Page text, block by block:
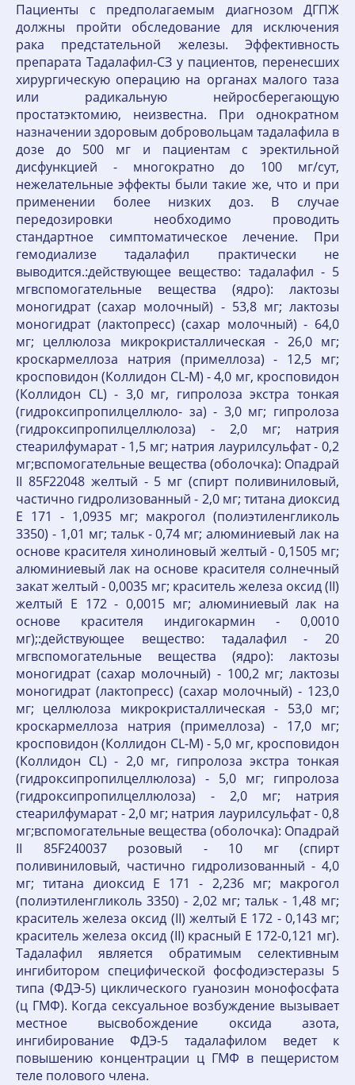
Пациенты с предполагаемым диагнозом ДГПЖ
должны пройти обследование для исключения
рака предстательной железы. Эффективность
препарата Тадалафил-СЗ у пациентов, перенесших
хирургическую операцию на органах малого таза
или радикальную нейросберегающую
простатэктомию, неизвестна. При однократном
назначении здоровым добровольцам тадалафила в
дозе до 500 мг и пациентам с эректильной
дисфункцией - многократно до 100 мг/сут,
нежелательные эффекты были такие же, что и при
применении более низких доз. В случае
передозировки необходимо проводить
стандартное симптоматическое лечение. При
гемодиализе тадалафил практически не
выводится.:действующее вещество: тадалафил - 5
мгвспомогательные вещества (ядро): лактозы
моногидрат (сахар молочный) - 53,8 мг; лактозы
моногидрат (лактопресс) (сахар молочный) - 64,0
мг; целлюлоза микрокристаллическая - 26,0 мг;
кроскармеллоза натрия (примеллоза) - 12,5 мг;
кросповидон (Коллидон CL-M) - 4,0 мг, кросповидон
(Коллидон CL) - 3,0 мг, гипролоза экстра тонкая
(гидроксипропилцеллюло- за) - 3,0 мг; гипролоза
(гидроксипропилцеллюлоза) - 2,0 мг; натрия
стеарилфумарат - 1,5 мг; натрия лаурилсульфат - 0,2
мг;вспомогательные вещества (оболочка): Опадрай
II 85F22048 желтый - 5 мг (спирт поливиниловый,
частично гидролизованный - 2,0 мг; титана диоксид
Е 171 - 1,0935 мг; макрогол (полиэтиленгликоль
3350) - 1,01 мг; тальк - 0,74 мг; алюминиевый лак на
основе красителя хинолиновый желтый - 0,1505 мг;
алюминиевый лак на основе красителя солнечный
закат желтый - 0,0035 мг; краситель железа оксид (II)
желтый Е 172 - 0,0015 мг; алюминиевый лак на
основе красителя индигокармин - 0,0010
мг);:действующее вещество: тадалафил - 20
мгвспомогательные вещества (ядро): лактозы
моногидрат (сахар молочный) - 100,2 мг; лактозы
моногидрат (лактопресс) (сахар молочный) - 123,0
мг; целлюлоза микрокристаллическая - 53,0 мг;
кроскармеллоза натрия (примеллоза) - 17,0 мг;
кросповидон (Коллидон CL-M) - 5,0 мг, кросповидон
(Коллидон CL) - 2,0 мг, гипролоза экстра тонкая
(гидроксипропилцеллюлоза) - 5,0 мг; гипролоза
(гидроксипропилцеллюлоза) - 2,0 мг; натрия
стеарилфумарат - 2,0 мг; натрия лаурилсульфат - 0,8
мг;вспомогательные вещества (оболочка): Опадрай
II 85F240037 розовый - 10 мг (спирт
поливиниловый, частично гидролизованный - 4,0
мг; титана диоксид Е 171 - 2,236 мг; макрогол
(полиэтиленгликоль 3350) - 2,02 мг; тальк - 1,48 мг;
краситель железа оксид (II) желтый Е 172 - 0,143 мг;
краситель железа оксид (II) красный Е 172-0,121 мг).
Тадалафил является обратимым селективным
ингибитором специфической фосфодиэстеразы 5
типа (ФДЭ-5) циклического гуанозин монофосфата
(ц ГМФ). Когда сексуальное возбуждение вызывает
местное высвобождение оксида азота,
ингибирование ФДЭ-5 тадалафилом ведет к
повышению концентрации ц ГМФ в пещеристом
теле полового члена.